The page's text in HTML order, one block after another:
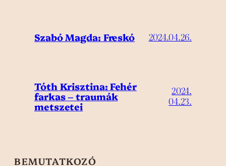
Szabó Magda: Freskó 2024.04.26.
Tóth Krisztina: Fehér
farkas – traumák
metszetei
2024.
04.23.
BEMUTATKOZÓ